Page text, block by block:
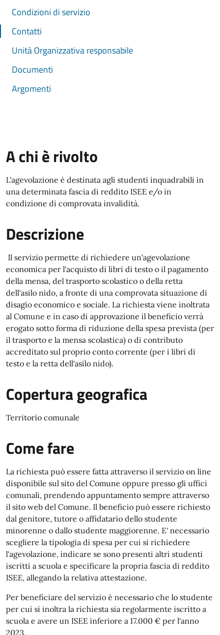
Condizioni di servizio
Contatti
Unità Organizzativa responsabile
Documenti
Argomenti
A chi è rivolto
L'agevolazione è destinata agli studenti inquadrabili in
una determinata fascia di reddito ISEE e/o in
condizione di comprovata invalidità.
Descrizione
Il servizio permette di richiedere un'agevolazione
economica per l'acquisto di libri di testo o il pagamento
della mensa, del trasporto scolastico o della retta
dell'asilo nido, a fronte di una comprovata situazione di
disagio economico e sociale. La richiesta viene inoltrata
al Comune e in caso di approvazione il beneficio verrà
erogato sotto forma di riduzione della spesa prevista (per
il trasporto e la mensa scolastica) o di contributo
accreditato sul proprio conto corrente (per i libri di
testo e la retta dell'asilo nido).
Copertura geografica
Territorio comunale
Come fare
La richiesta può essere fatta attraverso il servizio on line
disponibile sul sito del Comune oppure presso gli uffici
comunali, prendendo appuntamento sempre attraverso
il sito web del Comune. Il beneficio può essere richiesto
dal genitore, tutore o affidatario dello studente
minorenne o dallo studente maggiorenne. E' necessario
scegliere la tipologia di spesa per cui si richiedere
l'agevolazione, indicare se sono presenti altri studenti
iscritti a scuola e specificare la propria fascia di reddito
ISEE, allegando la relativa attestazione.
Per beneficiare del servizio è necessario che lo studente
per cui si inoltra la richiesta sia regolarmente iscritto a
scuola e avere un ISEE inferiore a 17.000 € per l'anno
2023.